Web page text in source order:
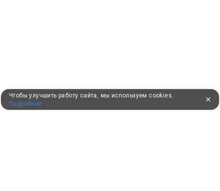
Чтобы улучшить работу сайта, мы используем cookies.
Подробнее